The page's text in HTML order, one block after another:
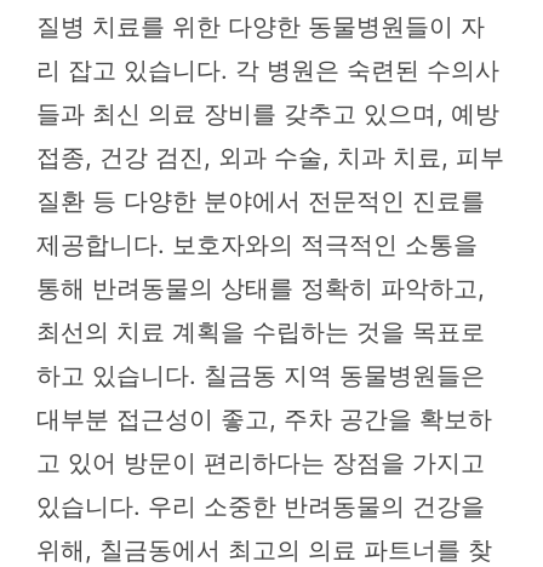
질병 치료를 위한 다양한 동물병원들이 자
리 잡고 있습니다. 각 병원은 숙련된 수의사
들과 최신 의료 장비를 갖추고 있으며, 예방
접종, 건강 검진, 외과 수술, 치과 치료, 피부
질환 등 다양한 분야에서 전문적인 진료를
제공합니다. 보호자와의 적극적인 소통을
통해 반려동물의 상태를 정확히 파악하고,
최선의 치료 계획을 수립하는 것을 목표로
하고 있습니다. 칠금동 지역 동물병원들은
대부분 접근성이 좋고, 주차 공간을 확보하
고 있어 방문이 편리하다는 장점을 가지고
있습니다. 우리 소중한 반려동물의 건강을
위해, 칠금동에서 최고의 의료 파트너를 찾